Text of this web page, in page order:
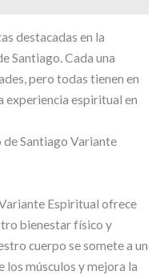
destacadas en la
Santiago. Cada una
pero todas tienen en
experiencia espiritual en
de Santiago Variante
Espiritual ofrece
bienestar físico y
cuerpo se somete a un
músculos y mejora la